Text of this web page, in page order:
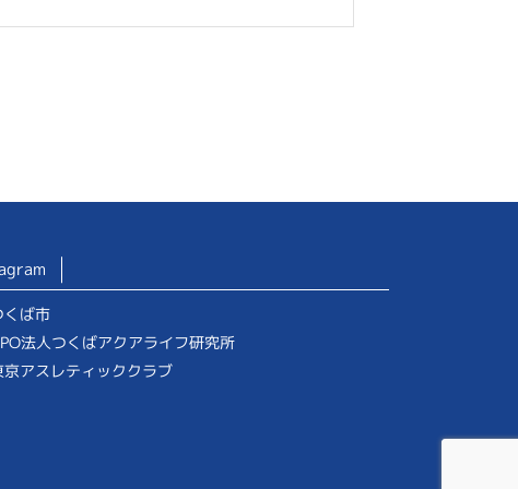
くば市
法人つくばアクアライフ研究所
京アスレティッククラブ